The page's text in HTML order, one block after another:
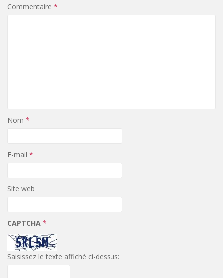
Commentaire *
Nom *
E-mail *
Site web
CAPTCHA *
Saisissez le texte affiché ci-dessus: